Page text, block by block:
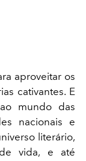
aproveitar os
cativantes. E
ao mundo das
nacionais e
literário,
de vida, e até